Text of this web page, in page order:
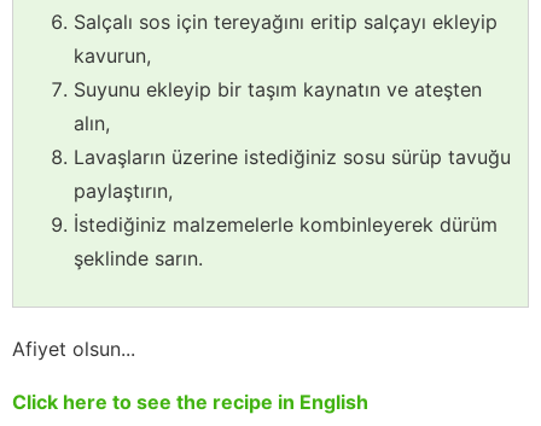
Salçalı sos için tereyağını eritip salçayı ekleyip
kavurun,
Suyunu ekleyip bir taşım kaynatın ve ateşten
alın,
Lavaşların üzerine istediğiniz sosu sürüp tavuğu
paylaştırın,
İstediğiniz malzemelerle kombinleyerek dürüm
şeklinde sarın.
Afiyet olsun...
Click here to see the recipe in English